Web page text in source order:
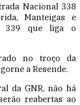
Nacional 338
Manteigas e
339 que liga o
no troço da
a Resende.
da GNR, não há
reabertas ao